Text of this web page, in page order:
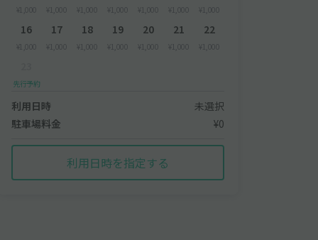
¥1,000 ¥1,000 ¥1,000 ¥1,000 ¥1,000 ¥1,000 ¥1,000
16
¥1,000
17
¥1,000
18
¥1,000
19
¥1,000
20
¥1,000
21
¥1,000
22
¥1,000
先行予約
利用日時
未選択
駐車場料金
¥0
利用日時を指定する